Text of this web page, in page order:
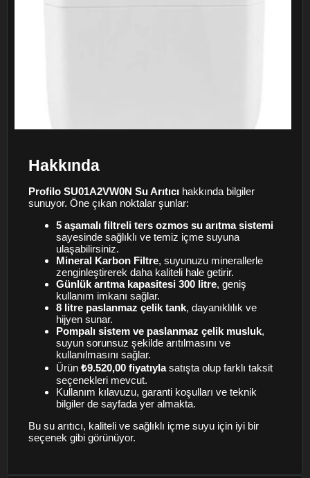
Hakkında
Profilo SU01A2VW0N Su Arıtıcı hakkında bilgiler
sunuyor. Öne çıkan noktalar şunlar:
5 aşamalı filtreli ters ozmos su arıtma sistemi
sayesinde sağlıklı ve temiz içme suyuna
ulaşabilirsiniz.
Mineral Karbon Filtre, suyunuzu minerallerle
zenginleştirerek daha kaliteli hale getirir.
Günlük arıtma kapasitesi 300 litre, geniş
kullanım imkanı sağlar.
8 litre paslanmaz çelik tank, dayanıklılık ve
hijyen sunar.
Pompalı sistem ve paslanmaz çelik musluk,
suyun sorunsuz şekilde arıtılmasını ve
kullanılmasını sağlar.
Ürün ₺9.520,00 fiyatıylasatışta olup farklı taksit
seçenekleri mevcut.
Kullanım kılavuzu, garanti koşulları ve teknik
bilgiler de sayfada yer almakta.
Bu su arıtıcı, kaliteli ve sağlıklı içme suyu için iyi bir
seçenek gibi görünüyor.